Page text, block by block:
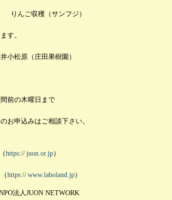
りんご収穫（サンフジ）
す。
小松原（庄田果樹園）
前の木曜日まで
みはご相談下さい。
https:// juon.or.jp）
https:// www.laboland.jp）
法人JUON NETWORK